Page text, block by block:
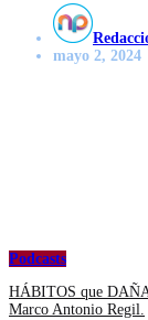
mayo 2, 2024
Podcasts
HÁBITOS que
Marco Antonio Regil.